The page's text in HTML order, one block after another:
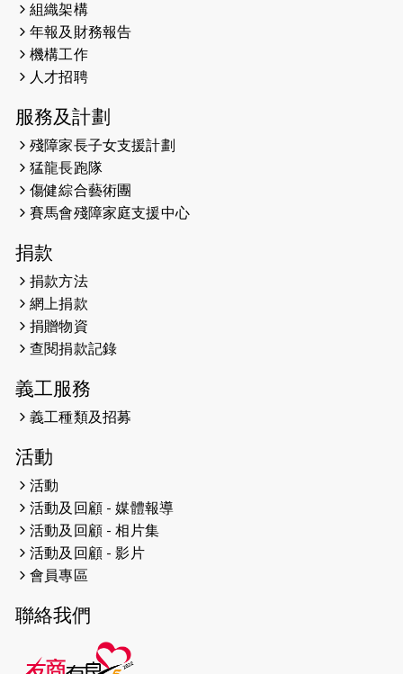
2026-05-22
2026-05-21
2026-05-14
（19:00開始）
2026-05-07
開始）
2026-04-30
2026-04-25
2026-04-24
2026-04-23
2026-04-19
2026-04-16
猛龍長跑隊恆常練習 - 4月16日
（19:00開始）
2026-04-12
2026-04-11
2026-04-10 太古家＋賞系列：漫步魔術與音樂
組織架構
年報及財務報告
機構工作
人才招聘
服務及計劃
殘障家長子女支援計劃
猛龍長跑隊
傷健綜合藝術團
賽馬會殘障家庭支援中心
捐款
捐款方法
網上捐款
捐贈物資
查閱捐款記錄
義工服務
義工種類及招募
活動
活動
活動及回顧 - 媒體報導
活動及回顧 - 相片集
活動及回顧 - 影片
會員專區
聯絡我們